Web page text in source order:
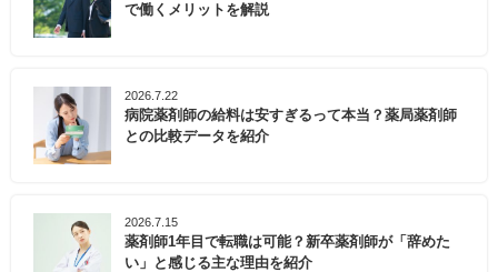
で働くメリットを解説
2026.7.22
病院薬剤師の給料は安すぎるって本当？薬局薬剤師
との比較データを紹介
2026.7.15
薬剤師1年目で転職は可能？新卒薬剤師が「辞めた
い」と感じる主な理由を紹介